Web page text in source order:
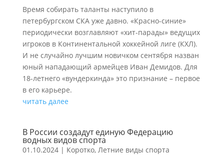
Время собирать таланты наступило в
петербургском СКА уже давно. «Красно-синие»
периодически возглавляют «хит-парады» ведущих
игроков в Континентальной хоккейной лиге (КХЛ).
И не случайно лучшим новичком сентября назван
юный нападающий армейцев Иван Демидов. Для
18-летнего «вундеркинда» это признание – первое
в его карьере.
читать далее
В России создадут единую Федерацию
водных видов спорта
01.10.2024| Коротко, Летние виды спорта